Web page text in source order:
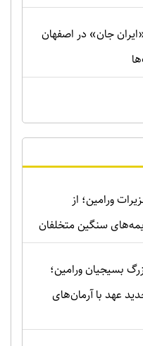
جان» در اصفهان
ورامین؛ از
سنگین متخلفان
بسیجیان ورامین؛
عهد با آرمان‌های